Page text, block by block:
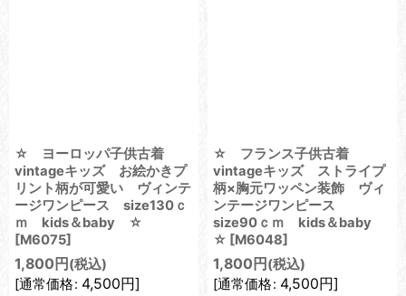
☆ ヨーロッパ子供古着
vintageキッズ お絵かきプ
リント柄が可愛い ヴィンテ
ージワンピース size130ｃ
ｍ kids＆baby ☆
[M6075]
1,800 円 (税込)
[通常価格: 4,500円]
☆ フランス子供古着
vintageキッズ ストライプ
柄×胸元ワッペン装飾 ヴィ
ンテージワンピース
size90ｃｍ kids＆baby
☆ [M6048]
1,800 円 (税込)
[通常価格: 4,500円]